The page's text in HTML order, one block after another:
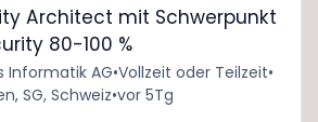
Architect mit Schwerpunkt
80-100 %
Informatik AG•Vollzeit oder Teilzeit•
SG, Schweiz•vor 5Tg